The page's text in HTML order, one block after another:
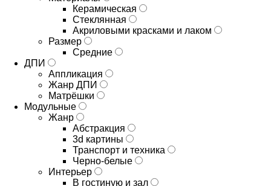
Керамическая
Стеклянная
Акриловыми красками и лаком
Размер
Средние
ДПИ
Аппликация
Жанр ДПИ
Матрёшки
Модульные
Жанр
Абстракция
3d картины
Транспорт и техника
Черно-белые
Интерьер
В гостиную и зал